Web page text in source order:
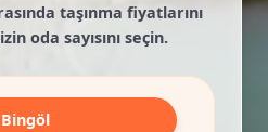
taşınma fiyatlarını
oda sayısını seçin.
Bingöl